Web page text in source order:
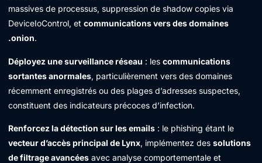
massives de processus, suppression de shadow copies via
DeviceIoControl, et communications vers des domaines
.onion.
Déployez une surveillance réseau : les communications
sortantes anormales, particulièrement vers des domaines
récemment enregistrés ou des plages d’adresses suspectes,
constituent des indicateurs précoces d’infection.
Renforcez la détection sur les emails : le phishing étant le
vecteur d’accès principal de Lynx, implémentez des solutions
de filtrage avancées avec analyse comportementale et